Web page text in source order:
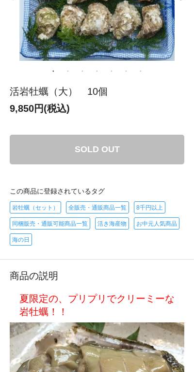
活岩牡蠣（大） 10個
9,850円(税込)
SOLD OUT
この商品に登録されているタグ
岩牡蠣（セット） 全販売・通販商品一覧 8千円以上
同梱販売・通販可能商品一覧 活き海産物 お中元人気商品
海の日
商品の説明
夏限定の、プリプリでクリーミーな
岩牡蠣！！